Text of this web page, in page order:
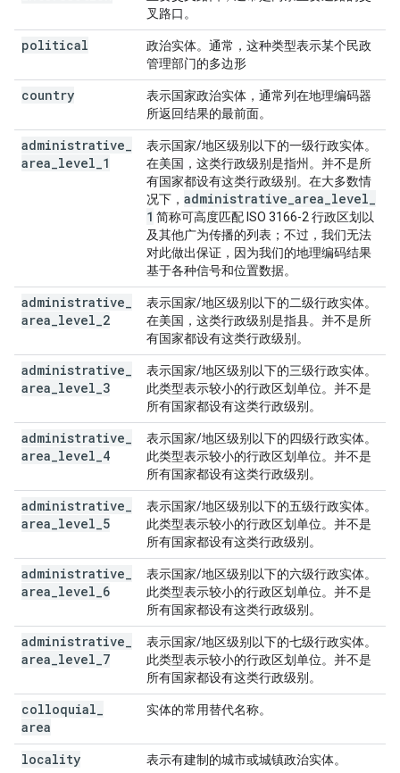
叉路口。
political
政治实体。通常，这种类型表示某个民政
管理部门的多边形
country
表示国家政治实体，通常列在地理编码器
所返回结果的最前面。
administrative
area level 1
表示国家/地区级别以下的一级行政实体。
在美国，这类行政级别是指州。并不是所
有国家都设有这类行政级别。在大多数情
况下， administrative area level
1 简称可高度匹配 ISO 3166-2 行政区划以
及其他广为传播的列表；不过，我们无法
对此做出保证，因为我们的地理编码结果
基于各种信号和位置数据。
administrative
area level 2
表示国家/地区级别以下的二级行政实体。
在美国，这类行政级别是指县。并不是所
有国家都设有这类行政级别。
administrative
area level 3
表示国家/地区级别以下的三级行政实体。
此类型表示较小的行政区划单位。并不是
所有国家都设有这类行政级别。
administrative
area level 4
表示国家/地区级别以下的四级行政实体。
此类型表示较小的行政区划单位。并不是
所有国家都设有这类行政级别。
administrative
area level 5
表示国家/地区级别以下的五级行政实体。
此类型表示较小的行政区划单位。并不是
所有国家都设有这类行政级别。
administrative
area level 6
表示国家/地区级别以下的六级行政实体。
此类型表示较小的行政区划单位。并不是
所有国家都设有这类行政级别。
administrative
area level 7
表示国家/地区级别以下的七级行政实体。
此类型表示较小的行政区划单位。并不是
所有国家都设有这类行政级别。
colloquial
area
实体的常用替代名称。
locality 表示有建制的城市或城镇政治实体。